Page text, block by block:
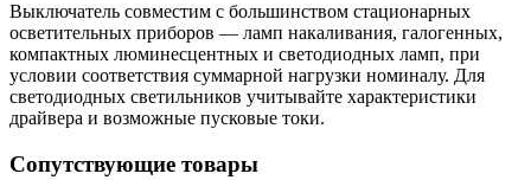
Выключатель совместим с большинством стационарных
осветительных приборов — ламп накаливания, галогенных,
компактных люминесцентных и светодиодных ламп, при
условии соответствия суммарной нагрузки номиналу. Для
светодиодных светильников учитывайте характеристики
драйвера и возможные пусковые токи.
Сопутствующие товары